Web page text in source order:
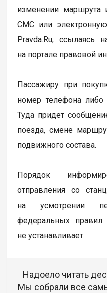
изменении маршрута
СМС или
Pravda.Ru, ссылаясь
на портале правовой
Пассажиру при
номер телефона либо
Туда придет
поезда, смене
подвижного состава.
Порядок
отправления со
на усмотрении
федеральных правил
не устанавливает.
Надоело читать
Мы собрали все